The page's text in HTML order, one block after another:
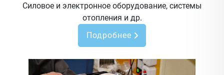
Силовое и электронное оборудование, системы
отопления и др.
Подробнее